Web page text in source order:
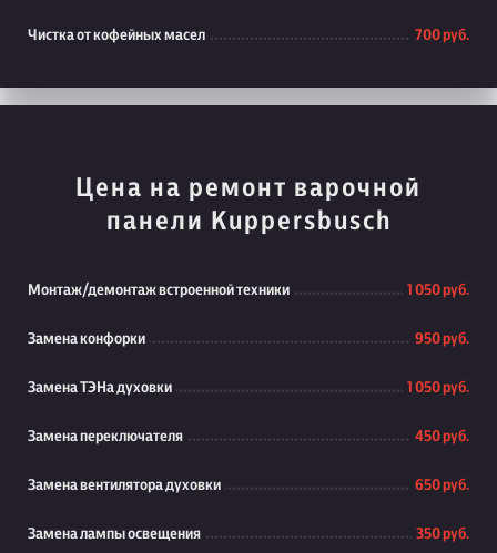
Чистка от кофейных масел 700 руб.
Цена на ремонт варочной
панели Kuppersbusch
Монтаж/демонтаж встроенной техники 1 050 руб.
Замена конфорки 950 руб.
Замена ТЭНа духовки 1 050 руб.
Замена переключателя 450 руб.
Замена вентилятора духовки 650 руб.
Замена лампы освещения 350 руб.